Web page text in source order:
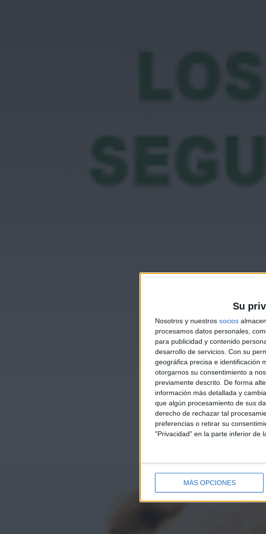
Su
Nosotros y nuestros socios
procesamos datos personales,
para publicidad y contenido
desarrollo de servicios. Con su
geográfica precisa e identificación
otorgarnos su consentimiento a
previamente descrito. De forma
información más detallada y
que algún procesamiento de sus
derecho de rechazar tal
preferencias o retirar su
"Privacidad" en la parte inferior de
MÁS OPCIONES